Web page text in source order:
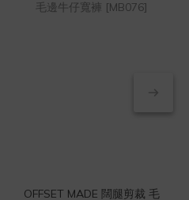
OFFSET MADE 闊腿剪裁 毛